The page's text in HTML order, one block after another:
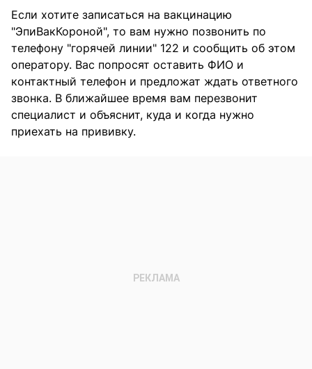
Если хотите записаться на вакцинацию
"ЭпиВакКороной", то вам нужно позвонить по
телефону "горячей линии" 122 и сообщить об этом
оператору. Вас попросят оставить ФИО и
контактный телефон и предложат ждать ответного
звонка. В ближайшее время вам перезвонит
специалист и объяснит, куда и когда нужно
приехать на прививку.